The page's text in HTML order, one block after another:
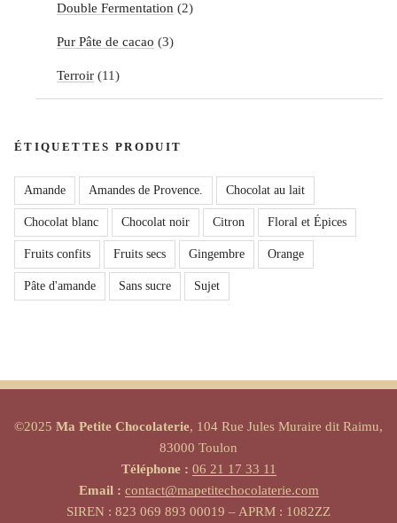
Double Fermentation (2)
Pur Pâte de cacao (3)
Terroir (11)
ÉTIQUETTES PRODUIT
Amande Amandes de Provence. Chocolat au lait
Chocolat blanc Chocolat noir Citron Floral et Épices
Fruits confits Fruits secs Gingembre Orange
Pâte d'amande Sans sucre Sujet
©2025 Ma Petite Chocolaterie, 104 Rue Jules Muraire dit Raimu,
83000 Toulon
Téléphone : 06 21 17 33 11
Email : contact@mapetitechocolaterie.com
SIREN : 823 069 893 00019 – APRM : 1082ZZ